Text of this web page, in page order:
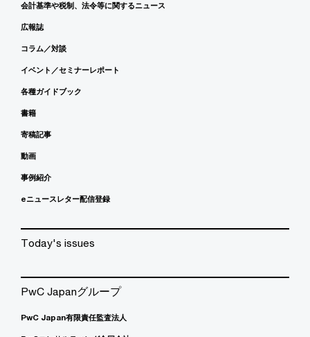
会計基準や税制、法令等に関するニュース
広報誌
コラム／対談
イベント／セミナーレポート
各種ガイドブック
書籍
寄稿記事
動画
事例紹介
eニュースレター配信登録
Today's issues
PwC Japanグループ
PwC Japan有限責任監査法人